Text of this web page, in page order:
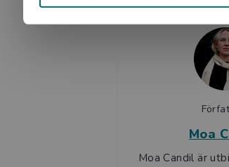
Moa
Moa Candil är